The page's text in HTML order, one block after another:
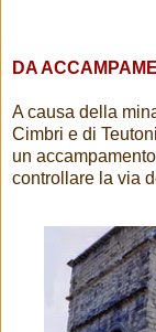
DA
A causa della
Cimbri e di
un
controllare la via